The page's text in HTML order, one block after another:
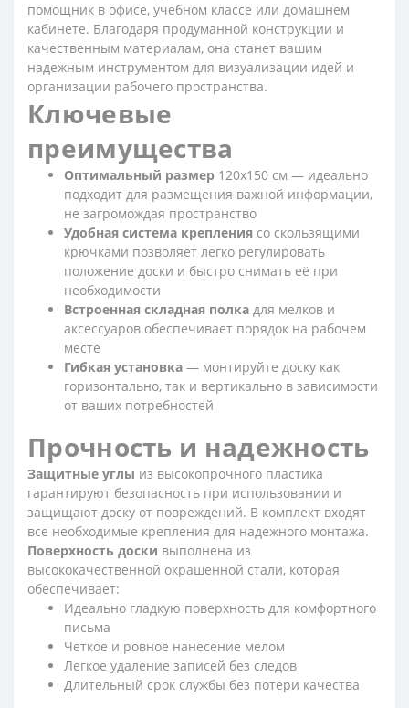
помощник в офисе, учебном классе или домашнем
кабинете. Благодаря продуманной конструкции и
качественным материалам, она станет вашим
надежным инструментом для визуализации идей и
организации рабочего пространства.
Ключевые
преимущества
Оптимальный размер 120x150 см — идеально
подходит для размещения важной информации,
не загромождая пространство
Удобная система крепления со скользящими
крючками позволяет легко регулировать
положение доски и быстро снимать её при
необходимости
Встроенная складная полка для мелков и
аксессуаров обеспечивает порядок на рабочем
месте
Гибкая установка — монтируйте доску как
горизонтально, так и вертикально в зависимости
от ваших потребностей
Прочность и надежность
Защитные углы из высокопрочного пластика
гарантируют безопасность при использовании и
защищают доску от повреждений. В комплект входят
все необходимые крепления для надежного монтажа.
Поверхность доски выполнена из
высококачественной окрашенной стали, которая
обеспечивает:
Идеально гладкую поверхность для комфортного
письма
Четкое и ровное нанесение мелом
Легкое удаление записей без следов
Длительный срок службы без потери качества